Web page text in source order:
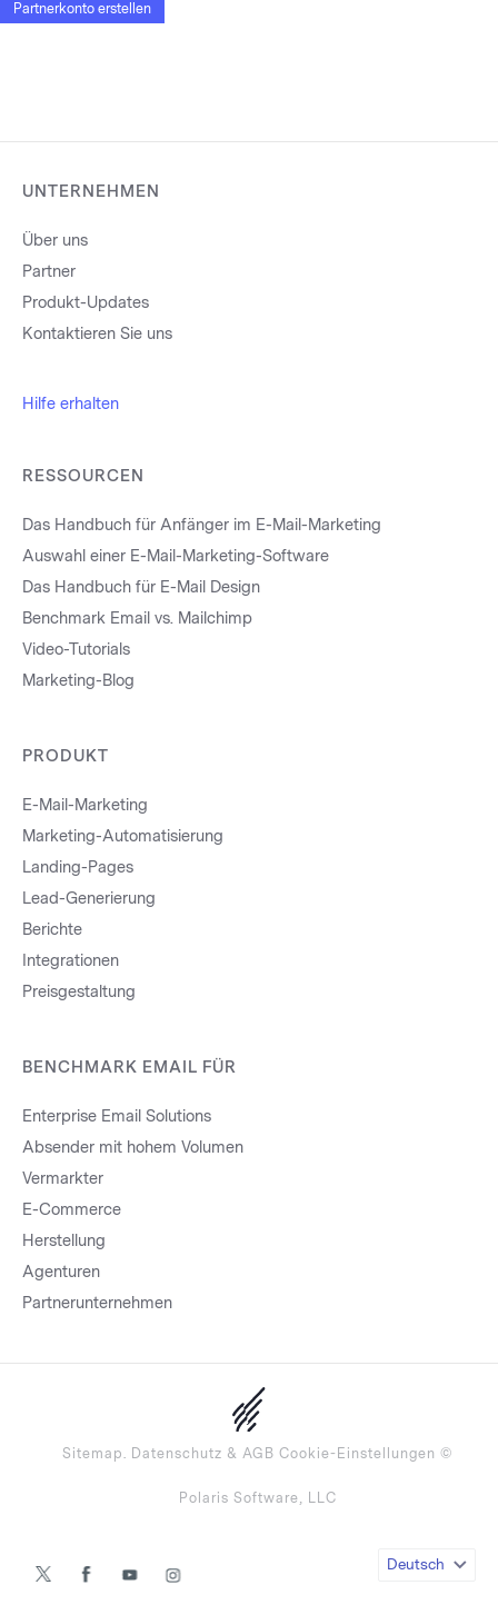
Partnerkonto erstellen
UNTERNEHMEN
Über uns
Partner
Produkt-Updates
Kontaktieren Sie uns
Hilfe erhalten
RESSOURCEN
Das Handbuch für Anfänger im E-Mail-Marketing
Auswahl einer E-Mail-Marketing-Software
Das Handbuch für E-Mail Design
Benchmark Email vs. Mailchimp
Video-Tutorials
Marketing-Blog
PRODUKT
E-Mail-Marketing
Marketing-Automatisierung
Landing-Pages
Lead-Generierung
Berichte
Integrationen
Preisgestaltung
BENCHMARK EMAIL FÜR
Enterprise Email Solutions
Absender mit hohem Volumen
Vermarkter
E-Commerce
Herstellung
Agenturen
Partnerunternehmen
Sitemap. Datenschutz & AGB Cookie-Einstellungen ©
Polaris Software, LLC
Deutsch